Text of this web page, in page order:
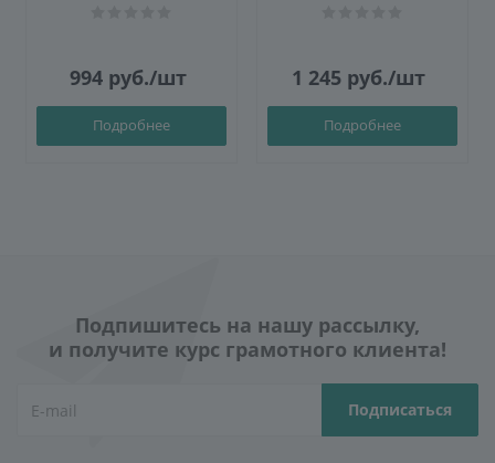
994руб./шт
Подробнее
1 245 руб./шт
Подробнее
Подпишитесь на нашу рассылку,
и получите курс грамотного клиента!